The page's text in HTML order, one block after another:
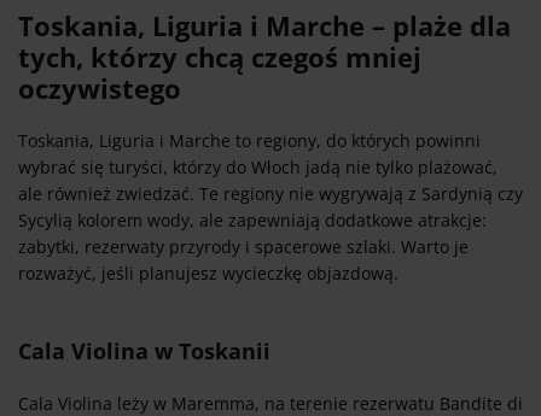
Toskania, Liguria i Marche – plaże dla
tych, którzy chcą czegoś mniej
oczywistego
Toskania, Liguria i Marche to regiony, do których powinni
wybrać się turyści, którzy do Włoch jadą nie tylko plażować,
ale również zwiedzać. Te regiony nie wygrywają z Sardynią czy
Sycylią kolorem wody, ale zapewniają dodatkowe atrakcje:
zabytki, rezerwaty przyrody i spacerowe szlaki. Warto je
rozważyć, jeśli planujesz wycieczkę objazdową.
Cala Violina w Toskanii
Cala Violina leży w Maremma, na terenie rezerwatu Bandite di